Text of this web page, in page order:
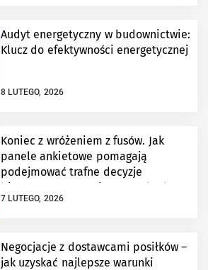
Audyt energetyczny w budownictwie:
Klucz do efektywności energetycznej
8 LUTEGO, 2026
Koniec z wróżeniem z fusów. Jak
panele ankietowe pomagają
podejmować trafne decyzje
biznesowe w oparciu o twarde dane?
7 LUTEGO, 2026
Negocjacje z dostawcami posiłków –
jak uzyskać najlepsze warunki